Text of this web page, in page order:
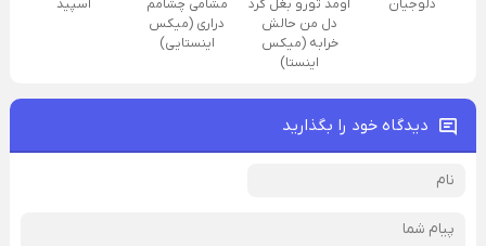
دلوجیان
اومد تورو بغل کرد
دل من حالش
خرابه (میکس
اینستا)
مشامی چشامم
دراری (میکس
اینستایی)
اسپید
دیدگاه خود را بگذارید